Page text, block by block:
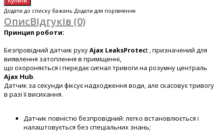
Додати до списку бажань Додати для порівняння
ОписВідгуків (0)
Принцип роботи:
Безпровідний датчик рухуAjax LeaksProtect , призначений для
виявлення затоплення в приміщенні,
що охороняється і передає сигнал тривоги на розумну централь
Ajax Hub.
Датчик за секунди фіксує надходження води, але скасовує тривогу
в разі її висихання.
Датчик повністю безпровідний: легко встановлюється і
налаштовується без спеціальних знань;